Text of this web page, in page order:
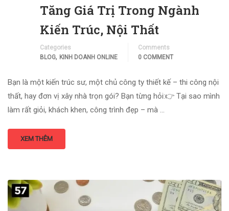
Tăng Giá Trị Trong Ngành
Kiến Trúc, Nội Thất
Categories
BLOG, KINH DOANH ONLINE
Comments
0 COMMENT
Bạn là một kiến trúc sư, một chủ công ty thiết kế – thi công nội
thất, hay đơn vị xây nhà trọn gói? Bạn từng hỏi:👉 Tại sao mình
làm rất giỏi, khách khen, công trình đẹp – mà …
XEM THÊM